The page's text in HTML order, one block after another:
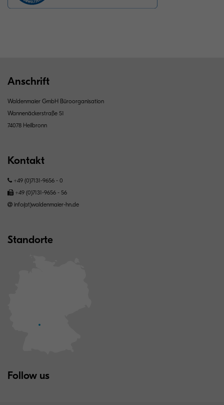
Anschrift
Waldenmaier GmbH Büroorganisation
Wannenäckerstraße 51
74078 Heilbronn
Kontakt
+49 (0)7131-9656 - 0
+49 (0)7131-9656 - 56
info(at)waldenmaier-hn.de
Standorte
Follow us